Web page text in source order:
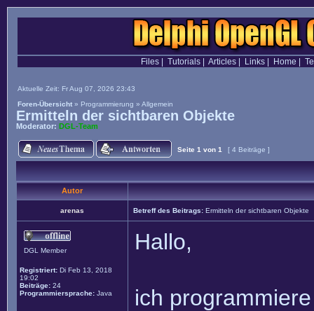
Files| Tutorials| Articles| Links| Home
Aktuelle Zeit: Fr Aug 07, 2026 23:43
Foren-Übersicht » Programmierung » Allgemein
Ermitteln der sichtbaren Objekte
Moderator: DGL-Team
Seite 1 von 1 [ 4 Beiträge ]
Autor
arenas Betreff des Beitrags: Ermitteln der sichtbaren Objekte
DGL Member
Registriert: Di Feb 13, 2018
19:02
Beiträge: 24
Programmiersprache: Java
Hallo,
ich